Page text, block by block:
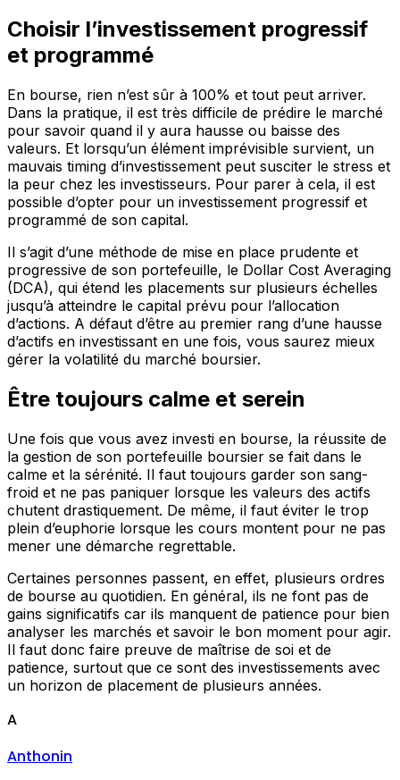
Choisir l’investissement progressif
et programmé
En bourse, rien n’est sûr à 100% et tout peut arriver.
Dans la pratique, il est très difficile de prédire le marché
pour savoir quand il y aura hausse ou baisse des
valeurs. Et lorsqu’un élément imprévisible survient, un
mauvais timing d’investissement peut susciter le stress et
la peur chez les investisseurs. Pour parer à cela, il est
possible d’opter pour un investissement progressif et
programmé de son capital.
Il s’agit d’une méthode de mise en place prudente et
progressive de son portefeuille, le Dollar Cost Averaging
(DCA), qui étend les placements sur plusieurs échelles
jusqu’à atteindre le capital prévu pour l’allocation
d’actions. A défaut d’être au premier rang d’une hausse
d’actifs en investissant en une fois, vous saurez mieux
gérer la volatilité du marché boursier.
Être toujours calme et serein
Une fois que vous avez investi en bourse, la réussite de
la gestion de son portefeuille boursier se fait dans le
calme et la sérénité. Il faut toujours garder son sang-
froid et ne pas paniquer lorsque les valeurs des actifs
chutent drastiquement. De même, il faut éviter le trop
plein d’euphorie lorsque les cours montent pour ne pas
mener une démarche regrettable.
Certaines personnes passent, en effet, plusieurs ordres
de bourse au quotidien. En général, ils ne font pas de
gains significatifs car ils manquent de patience pour bien
analyser les marchés et savoir le bon moment pour agir.
Il faut donc faire preuve de maîtrise de soi et de
patience, surtout que ce sont des investissements avec
un horizon de placement de plusieurs années.
A
Anthonin